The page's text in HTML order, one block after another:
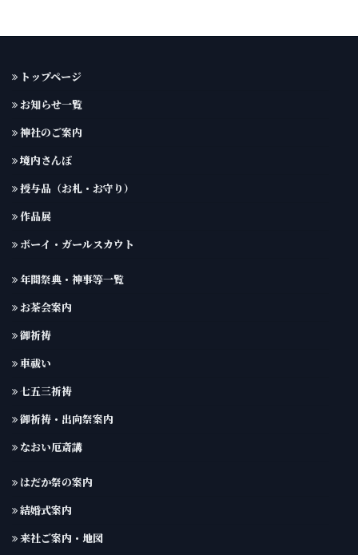
トップページ
お知らせ一覧
神社のご案内
境内さんぽ
授与品（お札・お守り）
作品展
ボーイ・ガールスカウト
年間祭典・神事等一覧
お茶会案内
御祈祷
車祓い
七五三祈祷
御祈祷・出向祭案内
なおい厄斎講
はだか祭の案内
結婚式案内
来社ご案内・地図